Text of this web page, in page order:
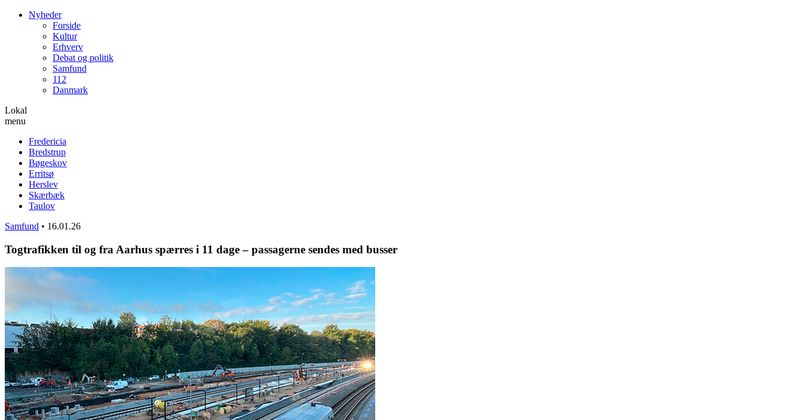
Nyheder
Forside
Kultur
Erhverv
Debat og politik
Samfund
112
Danmark
Lokal
menu
Fredericia
Bredstrup
Bøgeskov
Erritsø
Herslev
Skærbæk
Taulov
Samfund • 16.01.26
Togtrafikken til og fra Aarhus spærres i 11 dage – passagerne sendes med busser